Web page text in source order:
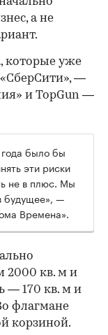
а не
которые уже
«СберСити», —
и TopGun —
было бы
эти риски
не в плюс. Мы
будущее», —
Времена».
2000 кв. м и
— 170 кв. м и
флагмане
корзиной.